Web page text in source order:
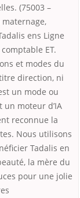
(75003 –
maternage,
ens Ligne
ET.
et modes du
direction, ni
un mode ou
moteur d’IA
reconnue la
Nous utilisons
Tadalis en
la mère du
pour une jolie